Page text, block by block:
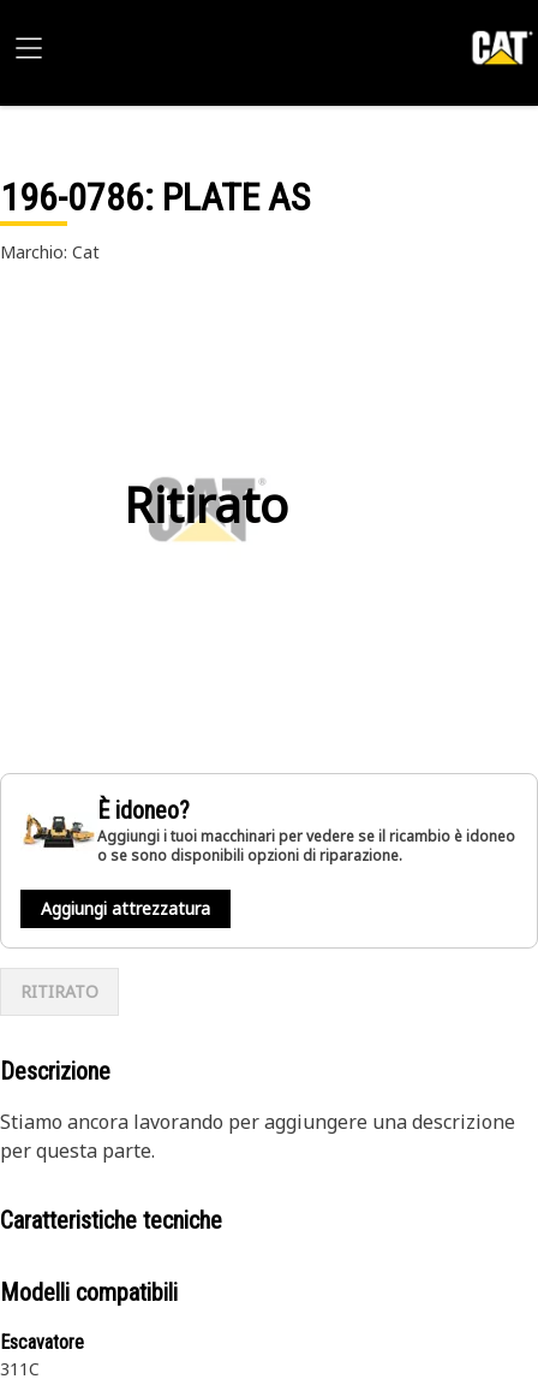
196-0786: PLATE AS
Marchio: Cat
Ritirato
È idoneo?
Aggiungi i tuoi macchinari per vedere se il ricambio è idoneo
o se sono disponibili opzioni di riparazione.
Aggiungi attrezzatura
RITIRATO
Descrizione
Stiamo ancora lavorando per aggiungere una descrizione
per questa parte.
Caratteristiche tecniche
Modelli compatibili
Escavatore
311C